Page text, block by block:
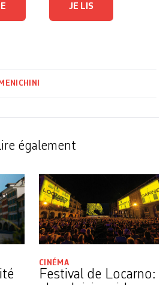
JE LIS
également
CINÉMA
Festival de Locarno: